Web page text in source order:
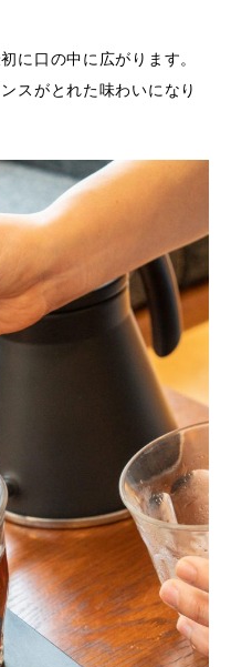
に口の中に広がります。
スがとれた味わいになり